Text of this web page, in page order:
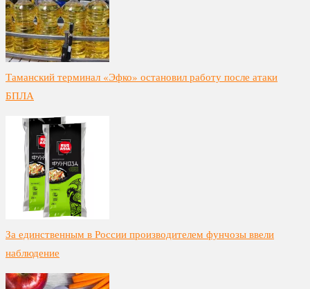
Таманский терминал «Эфко» остановил работу после атаки
БПЛА
За единственным в России производителем фунчозы ввели
наблюдение